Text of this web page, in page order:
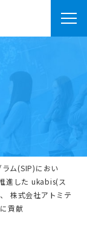
ム(SIP)におい
進した ukabis(ス
株式会社アトミテ
貢献